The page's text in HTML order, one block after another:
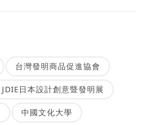
台灣發明商品促進協會
JDIE日本設計創意暨發明展
中國文化大學